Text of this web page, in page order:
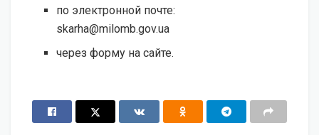
по электронной почте:
skarha@milomb.gov.ua
через форму на сайте.